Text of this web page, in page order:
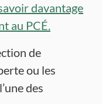
davantage
au PCÉ.
de
ou les
des